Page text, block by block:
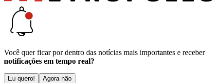
Você quer ficar por dentro das notícias mais importantes e receber
notificações em tempo real?
Eu quero! Agora não